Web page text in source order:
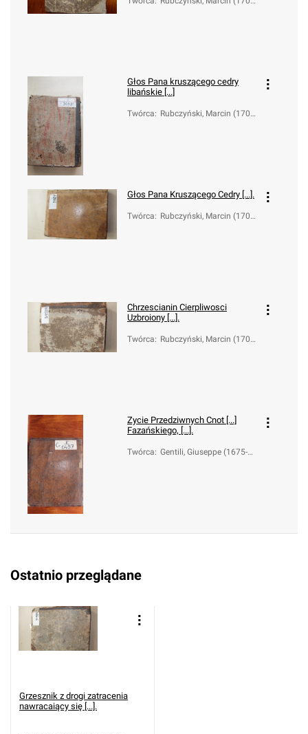
Głos Pana kruszącego cedry
libańskie [...]
Twórca: Rubczyński, Marcin (1707
Głos Pana Kruszącego Cedry [...].
Twórca: Rubczyński, Marcin (1707
Chrzescianin Cierpliwosci
Uzbroiony [...].
Twórca: Rubczyński, Marcin (1707
Zycie Przedziwnych Cnot [...]
Fazańskiego, [...].
Twórca: Gentili, Giuseppe (1675-1
Ostatnio przeglądane
Grzesznik z drogi zatracenia
nawracaiący się [...].